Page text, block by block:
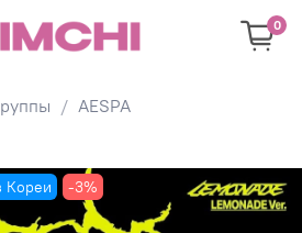
0
AESPA
Кореи -3%